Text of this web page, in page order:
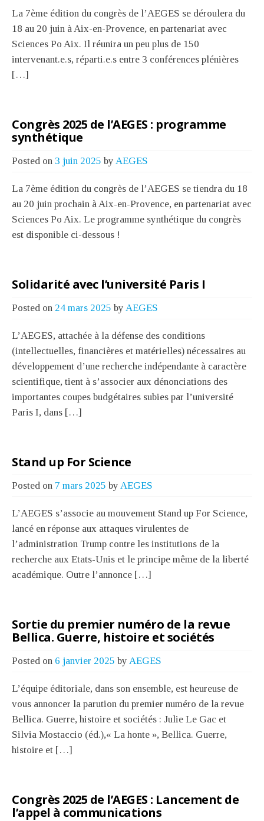
La 7ème édition du congrès de l’AEGES se déroulera du
18 au 20 juin à Aix-en-Provence, en partenariat avec
Sciences Po Aix. Il réunira un peu plus de 150
intervenant.e.s, réparti.e.s entre 3 conférences plénières
[…]
Congrès 2025 de l’AEGES : programme
synthétique
Posted on 3 juin 2025 by AEGES
La 7ème édition du congrès de l’AEGES se tiendra du 18
au 20 juin prochain à Aix-en-Provence, en partenariat avec
Sciences Po Aix. Le programme synthétique du congrès
est disponible ci-dessous !
Solidarité avec l’université Paris I
Posted on 24 mars 2025 by AEGES
L’AEGES, attachée à la défense des conditions
(intellectuelles, financières et matérielles) nécessaires au
développement d’une recherche indépendante à caractère
scientifique, tient à s’associer aux dénonciations des
importantes coupes budgétaires subies par l’université
Paris I, dans […]
Stand up For Science
Posted on 7 mars 2025 by AEGES
L’AEGES s’associe au mouvement Stand up For Science,
lancé en réponse aux attaques virulentes de
l’administration Trump contre les institutions de la
recherche aux Etats-Unis et le principe même de la liberté
académique. Outre l’annonce […]
Sortie du premier numéro de la revue
Bellica. Guerre, histoire et sociétés
Posted on 6 janvier 2025 by AEGES
L’équipe éditoriale, dans son ensemble, est heureuse de
vous annoncer la parution du premier numéro de la revue
Bellica. Guerre, histoire et sociétés : Julie Le Gac et
Silvia Mostaccio (éd.),« La honte », Bellica. Guerre,
histoire et […]
Congrès 2025 de l’AEGES : Lancement de
l’appel à communications